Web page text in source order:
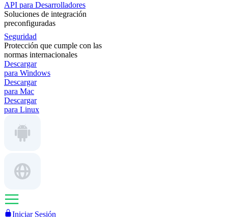
API para Desarrolladores
Soluciones de integración
preconfiguradas
Seguridad
Protección que cumple con las
normas internacionales
Descargar
para Windows
Descargar
para Mac
Descargar
para Linux
Iniciar Sesión